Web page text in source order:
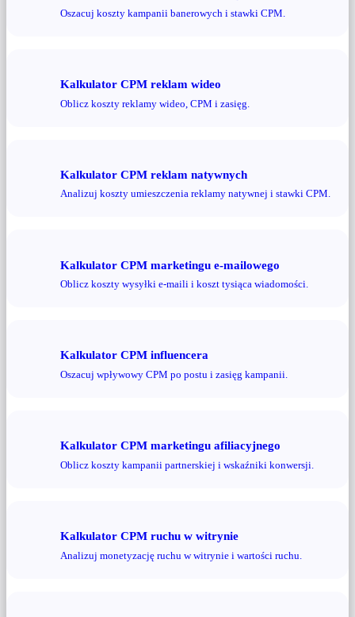
Oszacuj koszty kampanii banerowych i stawki CPM.
Kalkulator CPM reklam wideo
Oblicz koszty reklamy wideo, CPM i zasięg.
Kalkulator CPM reklam natywnych
Analizuj koszty umieszczenia reklamy natywnej i stawki CPM.
Kalkulator CPM marketingu e-mailowego
Oblicz koszty wysyłki e-maili i koszt tysiąca wiadomości.
Kalkulator CPM influencera
Oszacuj wpływowy CPM po postu i zasięg kampanii.
Kalkulator CPM marketingu afiliacyjnego
Oblicz koszty kampanii partnerskiej i wskaźniki konwersji.
Kalkulator CPM ruchu w witrynie
Analizuj monetyzację ruchu w witrynie i wartości ruchu.